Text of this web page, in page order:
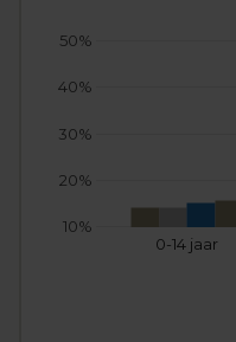
0-14 jaar
10%
20%
30%
40%
50%